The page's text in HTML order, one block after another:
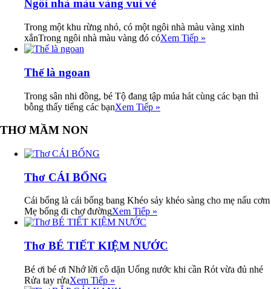
Ngôi nhà màu vàng vui vẻ
Trong một khu rừng nhỏ, có một ngôi nhà màu vàng xinh
xắnTrong ngôi nhà màu vàng đó cóXem Tiếp »
Thế là ngoan
Trong sân nhi đồng, bé Tộ đang tập múa hát cùng các bạn thì
bỗng thấy tiếng các bạnXem Tiếp »
THƠ MẦM NON
Thơ CÁI BỐNG
Cái bống là cái bống bang Khéo sảy khéo sàng cho mẹ nấu cơm
Mẹ bống đi chợ đườngXem Tiếp »
Thơ BÉ TIẾT KIỆM NƯỚC
Bé ơi bé ơi Nhớ lời cô dặn Uống nước khi cần Rót vừa đủ nhé
Rửa tay rửaXem Tiếp »